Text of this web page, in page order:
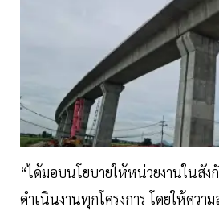
“ได้มอบนโยบายให้หน่วยงานในสัง
ดำเนินงานทุกโครงการ โดยให้ควา